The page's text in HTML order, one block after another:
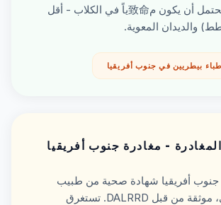
البابيسيات المحتمل أن يكون م致命ياً في الكلاب - أقل
والديدان المعوية.
بيطريين في جنوب أفريقيا
- مغادرة جنوب أفريقيا
جنوب أفريقيا شهادة صحية من طبيب
بيطري حكومي، موثقة من قبل DALRRD. تستغرق